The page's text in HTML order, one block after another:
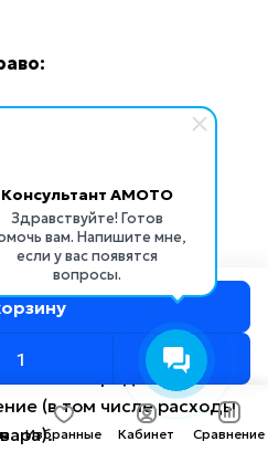
Консультант AMOTO
Здравствуйте! Готов
вам. Напишите мне,
если у вас появятся
вопросы.
проверки
экспертизы;
экспертизы в суде;
экспертизы
будет
в товаре
характера
продавцу
(в том числе расходы
Избранные Кабинет Сравнение